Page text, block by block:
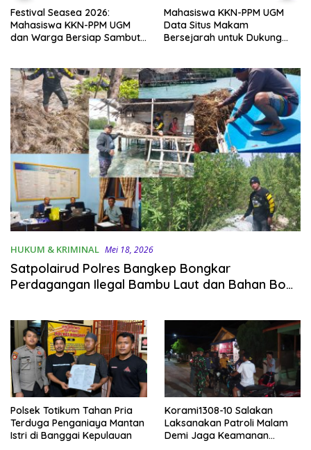
Festival Seasea 2026:
Mahasiswa KKN-PPM UGM
dan Warga Bersiap Sambut
Mahasiswa KKN-PPM UGM
Data Situs Makam
Bersejarah untuk Dukung
HUKUM & KRIMINAL Mei 18, 2026
Satpolairud Polres Bangkep Bongkar
Perdagangan Ilegal Bambu Laut dan Bahan Bom
Polsek Totikum Tahan Pria
Terduga Penganiaya Mantan
Istri di Banggai Kepulauan
Korami1308-10 Salakan
Laksanakan Patroli Malam
Demi Jaga Keamanan